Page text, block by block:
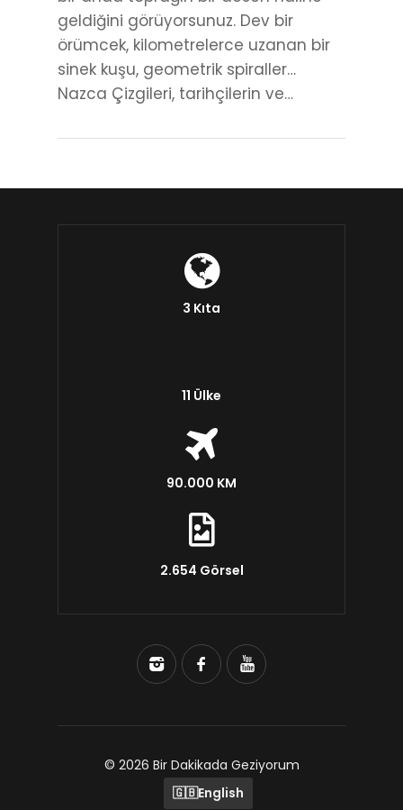
geldiğini görüyorsunuz. Dev bir
örümcek, kilometrelerce uzanan bir
sinek kuşu, geometrik spiraller…
Nazca Çizgileri, tarihçilerin ve…
3 Kıta
11 Ülke
90.000 KM
2.654 Görsel
© 2026 Bir Dakikada Geziyorum
🇬🇧English